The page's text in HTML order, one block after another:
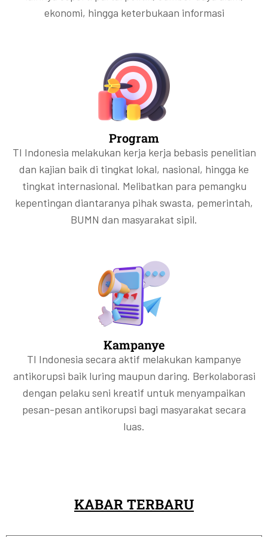
ekonomi, hingga keterbukaan informasi
Program
TI Indonesia melakukan kerja kerja bebasis penelitian
dan kajian baik di tingkat lokal, nasional, hingga ke
tingkat internasional. Melibatkan para pemangku
kepentingan diantaranya pihak swasta, pemerintah,
BUMN dan masyarakat sipil.
Kampanye
TI Indonesia secara aktif melakukan kampanye
antikorupsi baik luring maupun daring. Berkolaborasi
dengan pelaku seni kreatif untuk menyampaikan
pesan-pesan antikorupsi bagi masyarakat secara
luas.
KABAR TERBARU